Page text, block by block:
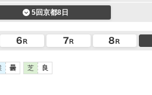
5回京都8日
曇 芝 良